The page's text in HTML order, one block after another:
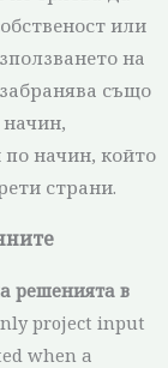
или
на
също
начин, който
страни.
решенията в
project input
when a